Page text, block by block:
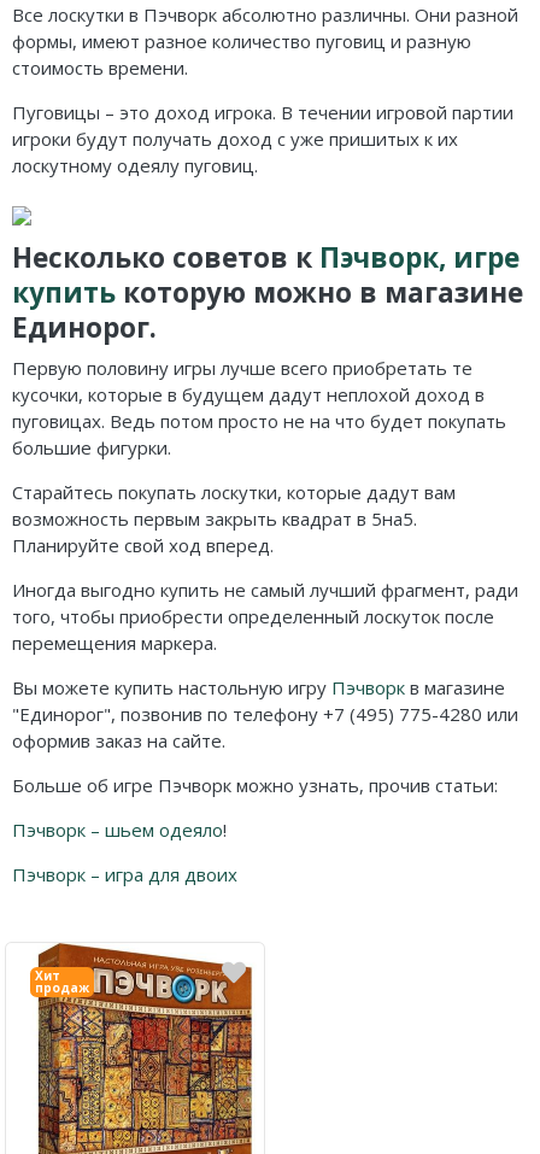
Все лоскутки в Пэчворк абсолютно различны. Они разной
формы, имеют разное количество пуговиц и разную
стоимость времени.
Пуговицы – это доход игрока. В течении игровой партии
игроки будут получать доход с уже пришитых к их
лоскутному одеялу пуговиц.
Несколько советов к Пэчворк, игре
купить которую можно в магазине
Единорог.
Первую половину игры лучше всего приобретать те
кусочки, которые в будущем дадут неплохой доход в
пуговицах. Ведь потом просто не на что будет покупать
большие фигурки.
Старайтесь покупать лоскутки, которые дадут вам
возможность первым закрыть квадрат в 5на5.
Планируйте свой ход вперед.
Иногда выгодно купить не самый лучший фрагмент, ради
того, чтобы приобрести определенный лоскуток после
перемещения маркера.
Вы можете купить настольную игру Пэчворк в магазине
"Единорог", позвонив по телефону +7 (495) 775-4280 или
оформив заказ на сайте.
Больше об игре Пэчворк можно узнать, прочив статьи:
Пэчворк – шьем одеяло!
Пэчворк – игра для двоих
Хит
продаж